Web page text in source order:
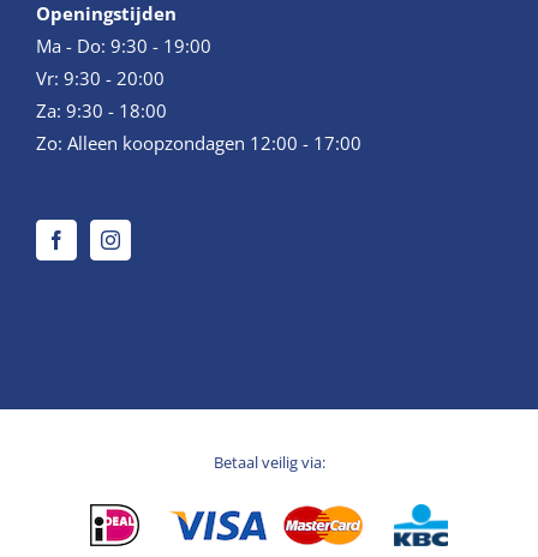
Openingstijden
Ma - Do: 9:30 - 19:00
Vr: 9:30 - 20:00
Za: 9:30 - 18:00
Zo: Alleen koopzondagen 12:00 - 17:00
Betaal veilig via: